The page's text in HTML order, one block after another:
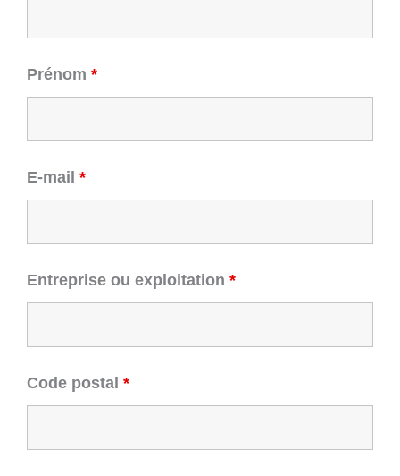
Prénom *
E-mail *
Entreprise ou exploitation *
Code postal *